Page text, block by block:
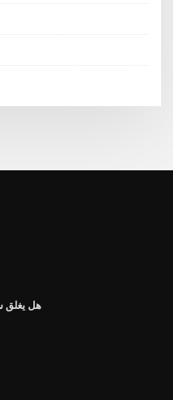
هل يغلق